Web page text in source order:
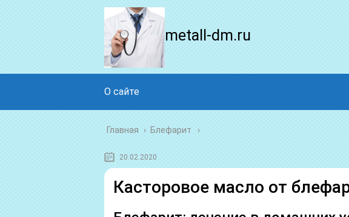
metall-dm.ru
О сайте
Главная › Блефарит
20.02.2020
Касторовое масло от